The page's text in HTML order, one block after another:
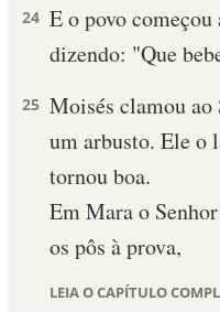
DEVOCIONAL DIÁRIO
10 MANDAMENTOS
ESBOÇOS DE PREGAÇÃO
PERGUNTE À BÍBLIA IA
24 E o povo
dizendo: "Que
25 Moisés clamou ao
um arbusto. Ele o
tornou boa.
Em Mara o
os pôs à prova,
LEIA O CAPÍTULO